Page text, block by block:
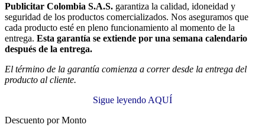
Publicitar Colombia S.A.S. garantiza la calidad, idoneidad y
seguridad de los productos comercializados. Nos aseguramos que
cada producto esté en pleno funcionamiento al momento de la
entrega. Esta garantía se extiende por una semana calendario
después de la entrega.
El término de la garantía comienza a correr desde la entrega del
producto al cliente.
Sigue leyendo AQUÍ
Descuento por Monto